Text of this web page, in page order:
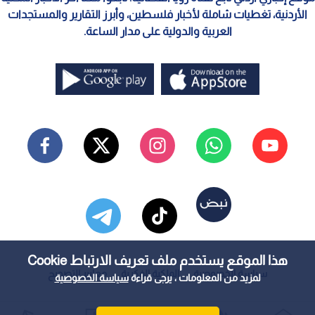
هذا الموقع يستخدم ملف تعريف الارتباط Cookie
لمزيد من المعلومات ، يرجى قراءةسياسة الخصوصية
الأردنية، تغطيات شاملة لأخبار فلسطين، وأبرز التقارير والمستجدات
العربية والدولية على مدار الساعة.
سياسة الخصوصية الملكية الفكرية معايير التصحيح